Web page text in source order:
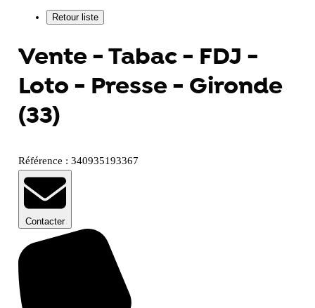
Vente - Tabac - FDJ -
Loto - Presse - Gironde
(33)
Référence : 340935193367
Contacter